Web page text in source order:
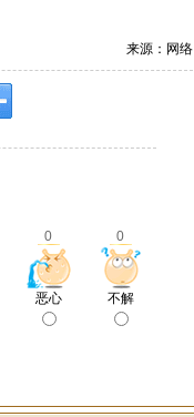
来源：网络
0 0
恶心 不解